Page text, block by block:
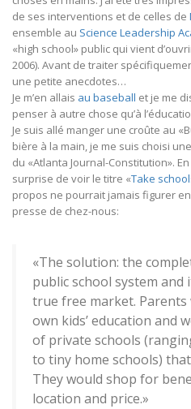
de ses interventions et de celles de
ensemble au Science Leadership
«high school» public qui vient
2006). Avant de traiter
une petite anecdotes…
Je m’en allais au baseball et je me
penser à autre chose qu’à
Je suis allé manger une croûte au
bière à la main, je me suis choisi
du «Atlanta Journal-Constitution».
surprise de voir le titre «Take
propos ne pourrait jamais figurer
presse de chez-nous:
«The solution: the
public school system and
true free market.
own kids’ education and
of private schools
to tiny home schools)
They would shop for
location and price.»